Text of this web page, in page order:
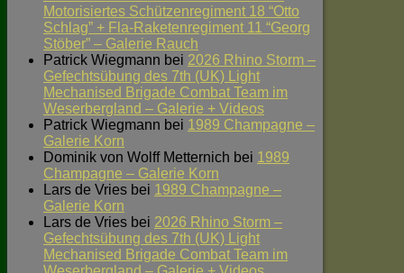
Motorisiertes Schützenregiment 18 “Otto
Schlag” + Fla-Raketenregiment 11 “Georg
Stöber” – Galerie Rauch
Patrick Wiegmann bei 2026 Rhino Storm –
Gefechtsübung des 7th (UK) Light
Mechanised Brigade Combat Team im
Weserbergland – Galerie + Videos
Patrick Wiegmann bei 1989 Champagne –
Galerie Korn
Dominik von Wolff Metternich bei 1989
Champagne – Galerie Korn
Lars de Vries bei 1989 Champagne –
Galerie Korn
Lars de Vries bei 2026 Rhino Storm –
Gefechtsübung des 7th (UK) Light
Mechanised Brigade Combat Team im